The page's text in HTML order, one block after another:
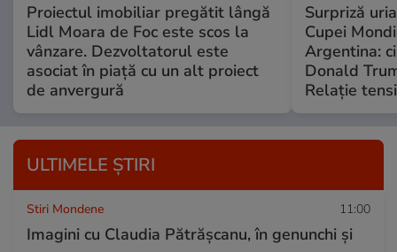
Proiectul imobiliar pregătit lângă
Lidl Moara de Foc este scos la
vânzare. Dezvoltatorul este
asociat în piață cu un alt proiect
de anvergură
Surpriză
Cupei
Argentina:
Donald
Relație
ULTIMELE ȘTIRI
Stiri Mondene 11:00
Imagini cu Claudia Pătrășcanu, în genunchi și